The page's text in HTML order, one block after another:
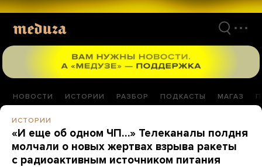
НОВОСТИ ИСТОРИИ РАЗБОР ПОДКАСТЫ МАГАЗ
ИСТОРИИ
«И еще об одном ЧП…» Телеканалы полдня
молчали о новых жертвах взрыва ракеты
с радиоактивным источником питания